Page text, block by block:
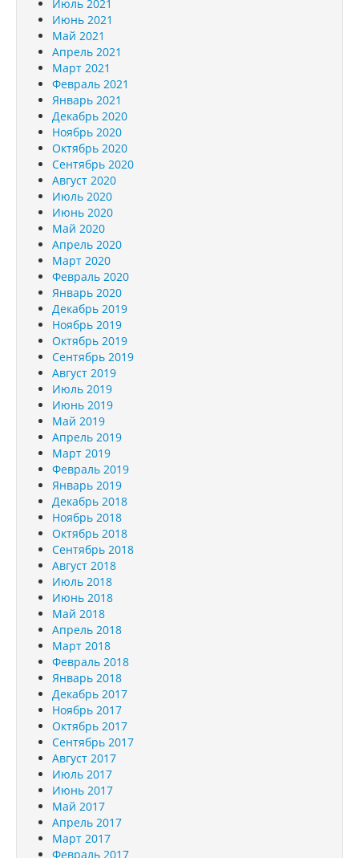
Июль 2021
Июнь 2021
Май 2021
Апрель 2021
Март 2021
Февраль 2021
Январь 2021
Декабрь 2020
Ноябрь 2020
Октябрь 2020
Сентябрь 2020
Август 2020
Июль 2020
Июнь 2020
Май 2020
Апрель 2020
Март 2020
Февраль 2020
Январь 2020
Декабрь 2019
Ноябрь 2019
Октябрь 2019
Сентябрь 2019
Август 2019
Июль 2019
Июнь 2019
Май 2019
Апрель 2019
Март 2019
Февраль 2019
Январь 2019
Декабрь 2018
Ноябрь 2018
Октябрь 2018
Сентябрь 2018
Август 2018
Июль 2018
Июнь 2018
Май 2018
Апрель 2018
Март 2018
Февраль 2018
Январь 2018
Декабрь 2017
Ноябрь 2017
Октябрь 2017
Сентябрь 2017
Август 2017
Июль 2017
Июнь 2017
Май 2017
Апрель 2017
Март 2017
Февраль 2017